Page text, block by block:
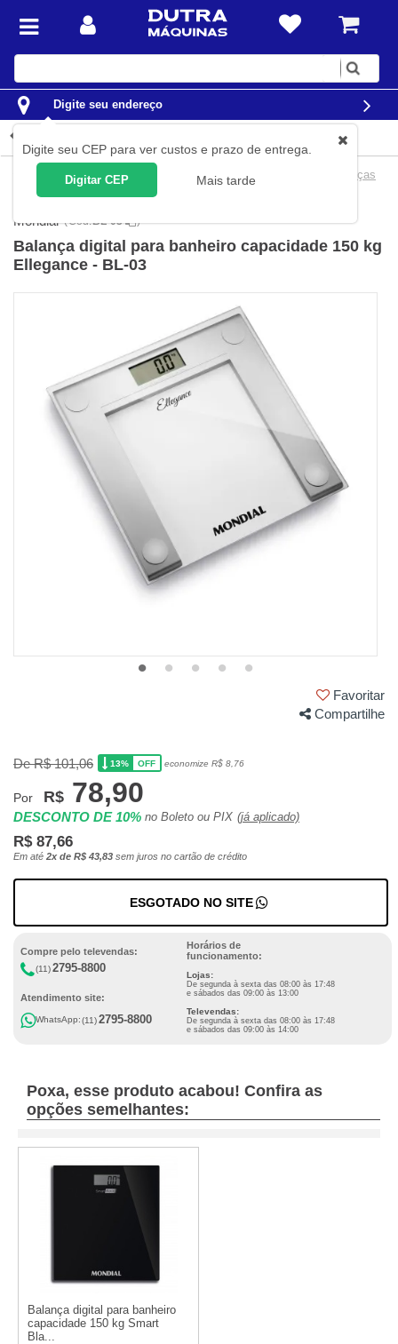
Digite
Digite seu endereço
Digite seu CEP para ver custos e prazo de entrega.
Digitar CEP Mais tarde
Utilidades Domésticas Balanças Domésticas
Balanças
para Banheiro
Mondial (Cód.BL-03 )
Balança digital para banheiro capacidade 150 kg
Ellegance - BL-03
Favoritar
Compartilhe
De R$ 101,06 13% OFF economize R$ 8,76
Por R$ 78,90
DESCONTO DE 10% no Boleto ou PIX (já aplicado)
R$ 87,66
Em até 2x de R$ 43,83 sem juros no cartão de crédito
ESGOTADO NO SITE
Compre pelo televendas:
(11)2795-8800
Atendimento site:
WhatsApp:(11)2795-8800
Horários de
funcionamento:
Lojas:
De segunda à sexta das 08:00 às 17:48
e sábados das 09:00 às 13:00
Televendas:
De segunda à sexta das 08:00 às 17:48
e sábados das 09:00 às 14:00
Poxa, esse produto acabou! Confira as
opções semelhantes:
Balança digital para banheiro
capacidade 150 kg Smart
Bla...